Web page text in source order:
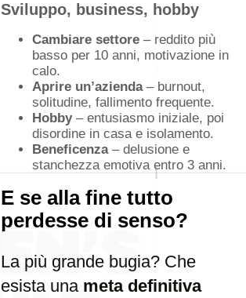
Sviluppo, business, hobby
Cambiare settore – reddito più
basso per 10 anni, motivazione in
calo.
Aprire un’azienda– burnout,
solitudine, fallimento frequente.
Hobby– entusiasmo iniziale, poi
disordine in casa e isolamento.
Beneficenza– delusione e
stanchezza emotiva entro 3 anni.
E se alla fine tutto
perdesse di senso?
La più grande bugia? Che
esista una meta definitiva